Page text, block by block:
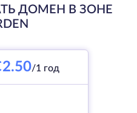
ДОМЕН В ЗОНЕ
/1 год